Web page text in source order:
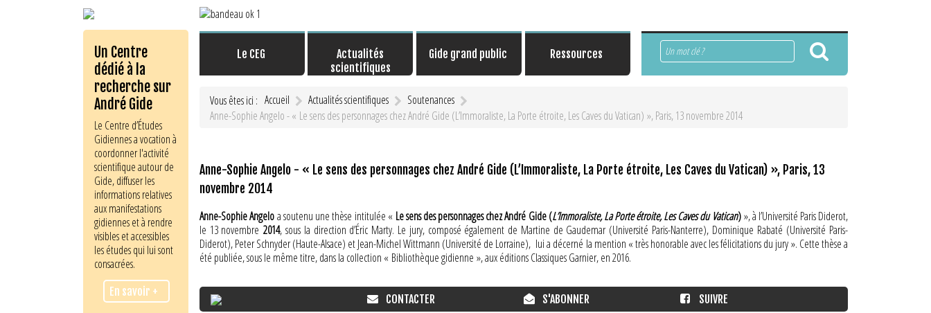
Un Centre
dédié à la
recherche sur
André Gide
Le Centre d’Études
Gidiennes a vocation à
coordonner l'activité
scientifique autour de
Gide, diffuser les
informations relatives
aux manifestations
gidiennes et à rendre
visibles et accessibles
les études qui lui sont
consacrées.
En savoir +
Le CEG
Actualités
scientifiques
Gide grand public Ressources
Rechercher
Vous êtes ici : Accueil Actualités scientifiques
Soutenances
Anne-Sophie Angelo - « Le sens des personnages chez André Gide (L’Immoraliste, La Porte étroite, Les Caves du Vatican) », Paris, 13 novembre 2014
Anne-Sophie Angelo - « Le sens des personnages chez André Gide (L’Immoraliste, La Porte étroite, Les Caves du Vatican) », Paris, 13
novembre 2014
Anne-Sophie Angeloa soutenu une thèse intitulée « Le sens des personnages chez André Gide (L’Immoraliste, La Porte étroite, Les Caves du Vatican)», à l’Université Paris Diderot,
le 13 novembre2014, sous la direction d’Éric Marty. Le jury, composé également de Martine de Gaudemar (Université Paris-Nanterre), Dominique Rabaté (Université Paris-
Diderot), Peter Schnyder (Haute-Alsace) et Jean-Michel Wittmann (Université de Lorraine), lui a décerné la mention « très honorable avec les félicitations du jury ». Cette thèse a
été publiée, sous le même titre, dans la collection « Bibliothèque gidienne », aux éditions Classiques Garnier, en 2016.
CONTACTER S'ABONNER SUIVRE